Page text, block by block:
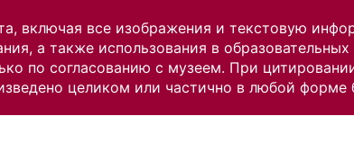
включая все изображения и текстовую
а также использования в
по согласованию с музеем. При
целиком или частично в любой форме